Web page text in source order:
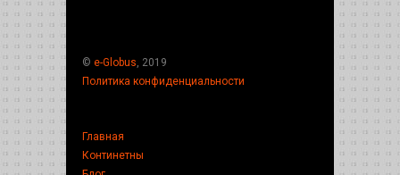
© e-Globus , 2019
Политика конфиденциальности
Главная
Континетны